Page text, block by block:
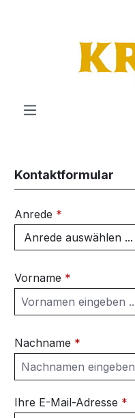
Kontaktformular
Anrede *
Vorname *
Nachname *
Ihre E-Mail-Adresse *